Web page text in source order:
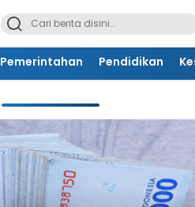
Pemerintahan Pendidikan